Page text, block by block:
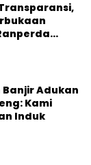
Tapteng
Adukan
Kami
Induk